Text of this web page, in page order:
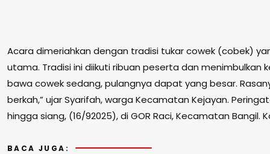
Acara dimeriahkan dengan tradisi tukar cowek (cobek)
utama. Tradisi ini diikuti ribuan peserta dan menimbulkan
bawa cowek sedang, pulangnya dapat yang besar.
berkah,” ujar Syarifah, warga Kecamatan Kejayan.
hingga siang, (16/92025), di GOR Raci, Kecamatan Bangil.
BACA JUGA: